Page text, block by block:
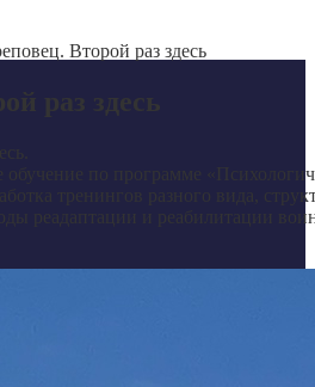
Второй раз здесь
обучение по программе
тренингов разного вида,
реадаптации и реабилитации